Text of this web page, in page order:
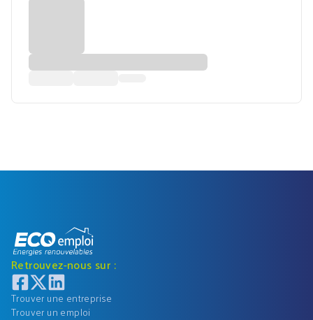
Retrouvez-nous sur :
Trouver une entreprise
Trouver un emploi